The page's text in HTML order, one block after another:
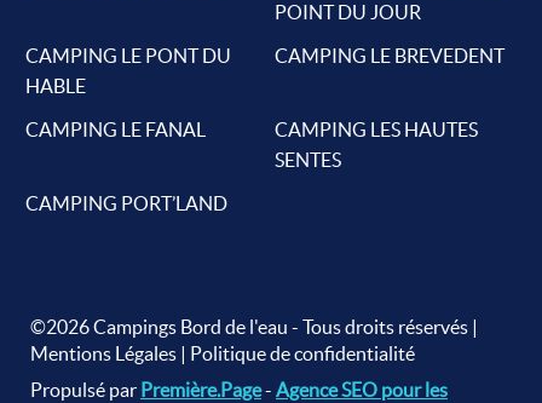
POINT DU JOUR
CAMPING LE PONT DU
HABLE
CAMPING LE BREVEDENT
CAMPING LE FANAL
CAMPING LES HAUTES
SENTES
CAMPING PORT’LAND
©2026 Campings Bord de l'eau - Tous droits réservés |
Mentions Légales| Politique de confidentialité
Propulsé par Première.Page- Agence SEO pour les